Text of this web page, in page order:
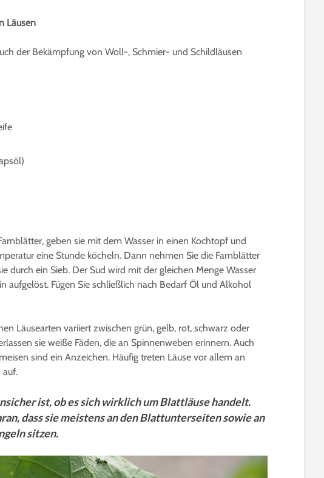
Läusen
der Bekämpfung von Woll-, Schmier- und Schildläusen
geben sie mit dem Wasser in einen Kochtopf und
eine Stunde köcheln. Dann nehmen Sie die Farnblätter
durch ein Sieb. Der Sud wird mit der gleichen Menge Wasser
aufgelöst. Fügen Sie schließlich nach Bedarf Öl und Alkohol
Läusearten variiert zwischen grün, gelb, rot, schwarz oder
sie weiße Fäden, die an Spinnenweben erinnern. Auch
sind ein Anzeichen. Häufig treten Läuse vor allem an
auf.
ist, ob es sich wirklich um Blattläuse handelt.
dass sie meistens an den Blattunterseiten sowie an
sitzen.